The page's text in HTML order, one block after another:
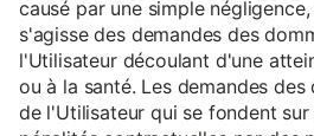
causé par une simple
s'agisse des demandes des
l'Utilisateur découlant d'une
ou à la santé. Les demandes
de l'Utilisateur qui se fondent